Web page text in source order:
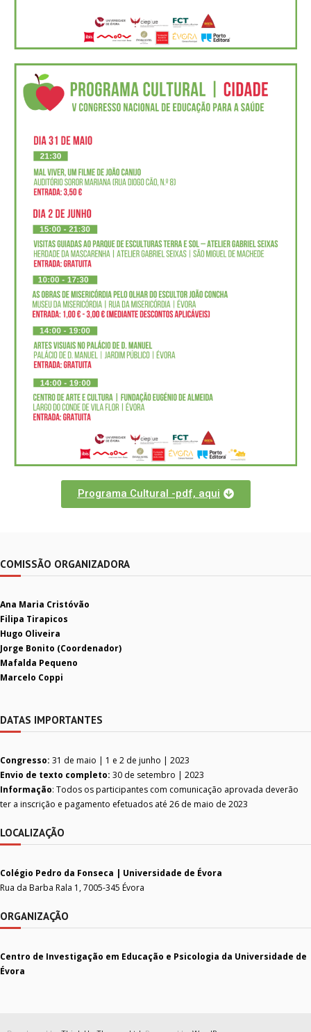
Programa Cultural -pdf, aqui
COMISSÃO ORGANIZADORA
Ana Maria Cristóvão
Filipa Tirapicos
Hugo Oliveira
Jorge Bonito (Coordenador)
Mafalda Pequeno
Marcelo Coppi
DATAS IMPORTANTES
Congresso: 31 de maio | 1 e 2 de junho | 2023
Envio de texto completo: 30 de setembro | 2023
Informação: Todos os participantes com comunicação aprovada deverão
ter a inscrição e pagamento efetuados até 26 de maio de 2023
LOCALIZAÇÃO
Colégio Pedro da Fonseca | Universidade de Évora
Rua da Barba Rala 1, 7005-345 Évora
ORGANIZAÇÃO
Centro de Investigação em Educação e Psicologia da Universidade de
Évora